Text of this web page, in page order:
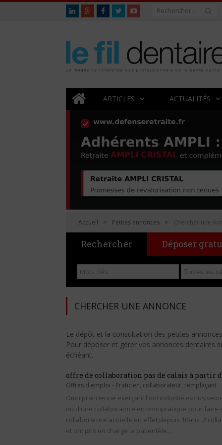
ARTICLES ACTUALITÉS
Accueil » Petites annonces » Chercher une
Rechercher Déposer
CHERCHER UNE ANNONCE
Le dépôt et la consultation des petites
Pour déposer et gérer vos annonces dentaires
échéant.
offre de collaboration pas de calais à partir
Offres d'emploi - Praticien, collaborateur, remplaçant
Omnipraticienne exerçant l'orthodontie
ou d'une collaboratrice en omnipratique pour faire
collaboratrice actuelle,en effet,depuis 10ans ,2
et ont pris en charge la patientèle…